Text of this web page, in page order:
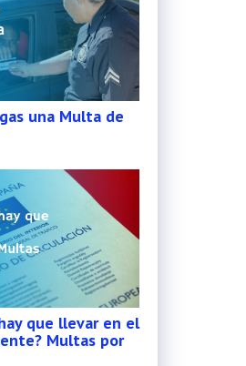
una Multa de
que llevar en el
Multas por